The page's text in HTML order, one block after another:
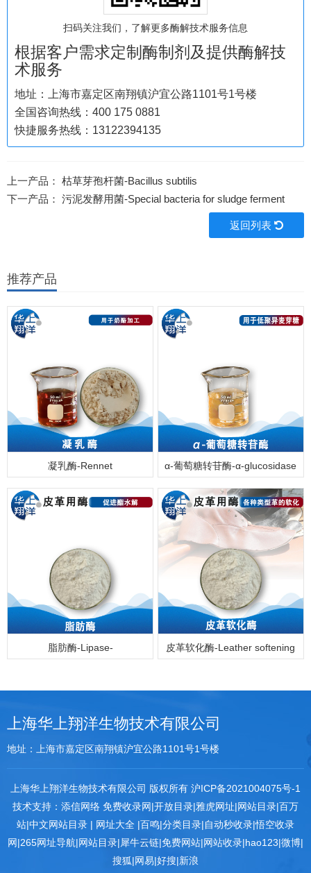
扫码关注我们，了解更多酶解技术服务信息
根据客户需求定制酶制剂及提供酶解技
术服务
地址：上海市嘉定区南翔镇沪宜公路1101号1号楼
全国咨询热线：400 175 0881
快捷服务热线：13122394135
上一产品： 枯草芽孢杆菌-Bacillus subtilis
下一产品： 污泥发酵用菌-Special bacteria for sludge ferment
返回列表
推荐产品
凝乳酶-Rennet α-葡萄糖转苷酶-α-glucosidase
脂肪酶-Lipase-
皮革软化酶-Leather softening
上海华上翔洋生物技术有限公司
地址：上海市嘉定区南翔镇沪宜公路1101号1号楼
上海华上翔洋生物技术有限公司 版权所有 沪ICP备2021004075号-1
技术支持： 添信网络 免费收录网|开放目录|雅虎网址|网站目录|百万
站|中文网站目录 | 网址大全 |百鸣|分类目录|自动秒收录|悟空收录
网|265网址导航|网站目录|犀牛云链|免费网站|网站收录|hao123|微博|
搜狐|网易|好搜|新浪